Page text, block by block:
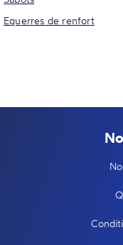
Equerres de renfort